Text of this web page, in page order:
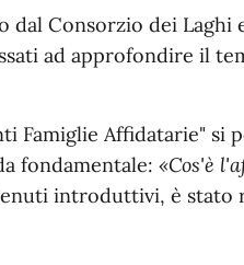
Consorzio dei Laghi
ad approfondire il
Famiglie Affidatarie"
fondamentale: «Cos'è
introduttivi, è stato